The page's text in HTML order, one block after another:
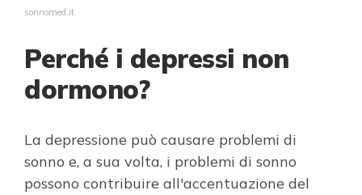
sonnomed.it
Perché i depressi non
dormono?
La depressione può causare problemi di
sonno e, a sua volta, i problemi di sonno
possono contribuire all'accentuazione del